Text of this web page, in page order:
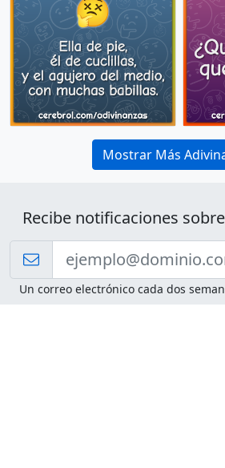
Mostrar Más
Recibe notificaciones
Un correo electrónico cada dos